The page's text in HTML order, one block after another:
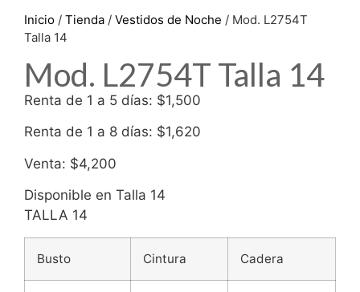
Inicio / Tienda / Vestidos de Noche / Mod. L2754T
Talla 14
Mod. L2754T Talla 14
Renta de 1 a 5 días: $1,500
Renta de 1 a 8 días: $1,620
Venta: $4,200
Disponible en Talla 14
TALLA 14
Busto Cintura Cadera